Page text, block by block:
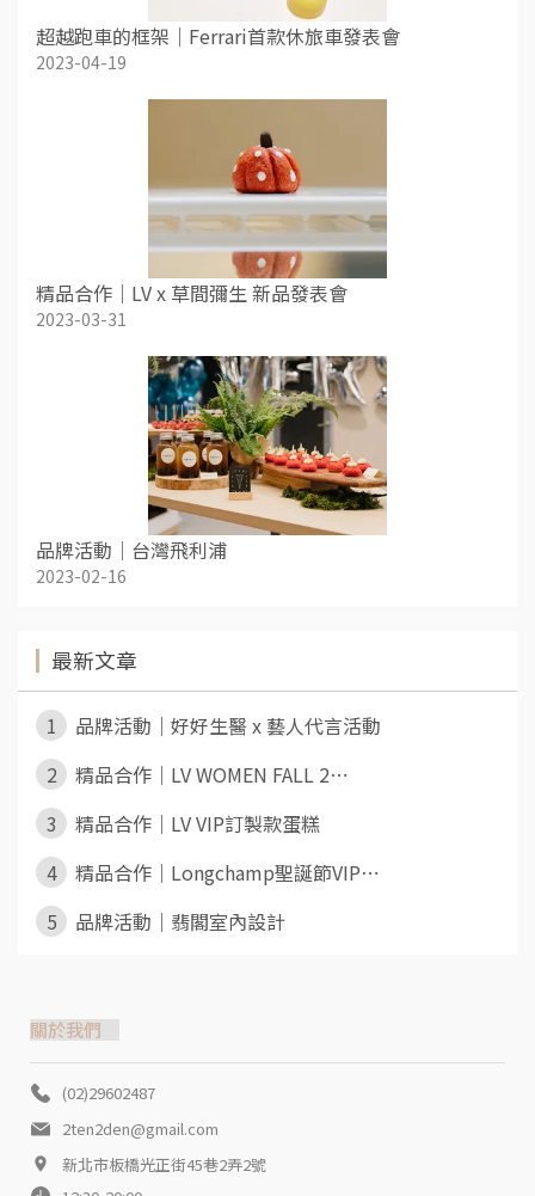
超越跑車的框架｜Ferrari首款休旅車發表會
2023-04-19
精品合作｜LV x 草間彌生 新品發表會
2023-03-31
品牌活動｜台灣飛利浦
2023-02-16
最新文章
1
品牌活動｜好好生醫 x 藝人代言活動
2
精品合作｜LV WOMEN FALL 2⋯
3
精品合作｜LV VIP訂製款蛋糕
4
精品合作｜Longchamp聖誕節VIP⋯
5
品牌活動｜翡閣室內設計
關於我們
(02)29602487
2ten2den@gmail.com
新北市板橋光正街45巷2弄2號